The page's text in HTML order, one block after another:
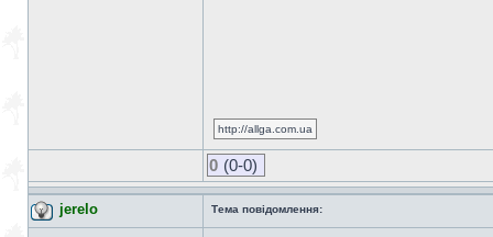
http://allga.com.ua
0 (0-0)
jerelo Тема повідомлення: